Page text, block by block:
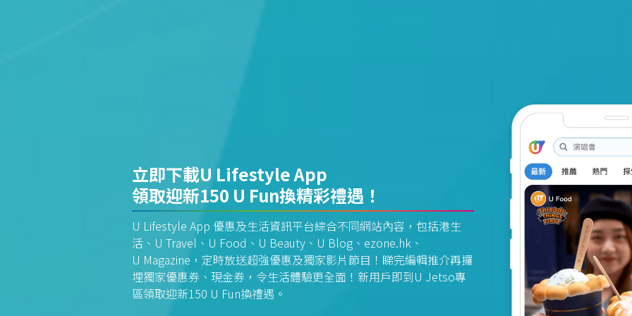
立即下載U Lifestyle App
領取迎新150 U Fun換精彩禮遇！
U Lifestyle App 優惠及生活資訊平台綜合不同網站內容，包括港生
活、U Travel、U Food、U Beauty、U Blog、ezone.hk、
U Magazine，定時放送超強優惠及獨家影片節目！睇完編輯推介再攞
埋獨家優惠券、現金券，令生活體驗更全面！新用戶即到U Jetso專
區領取迎新150 U Fun換禮遇。